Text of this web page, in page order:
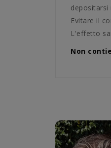
depositarsi
Evitare il
L'effetto
Non